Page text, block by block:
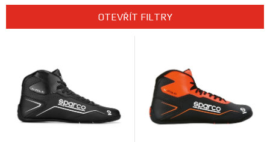
Prodejny
n
OTEVŘÍT FILTRY